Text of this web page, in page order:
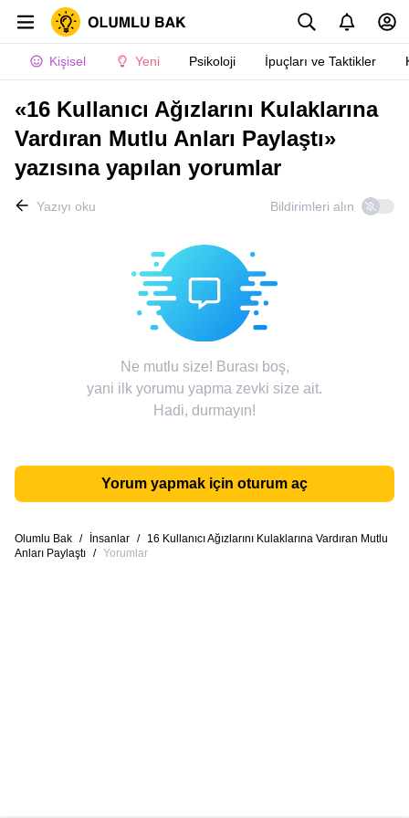
Kişisel Yeni Psikoloji İpuçları ve Taktikler
«16 Kullanıcı Ağızlarını Kulaklarına
Vardıran Mutlu Anları Paylaştı»
yazısına yapılan yorumlar
Yazıyı oku Bildirimleri alın
Ne mutlu size! Burası boş,
yani ilk yorumu yapma zevki size ait.
Hadi, durmayın!
Yorum yapmak için oturum aç
Olumlu Bak / İnsanlar /
16 Kullanıcı Ağızlarını Kulaklarına Vardıran Mutlu
Anları Paylaştı / Yorumlar